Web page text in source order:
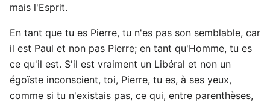
mais l'Esprit.
En tant que tu es Pierre, tu n'es pas son semblable, car
il est Paul et non pas Pierre; en tant qu'Homme, tu es
ce qu'il est. S'il est vraiment un Libéral et non un
égoïste inconscient, toi, Pierre, tu es, à ses yeux,
comme si tu n'existais pas, ce qui, entre parenthèses,